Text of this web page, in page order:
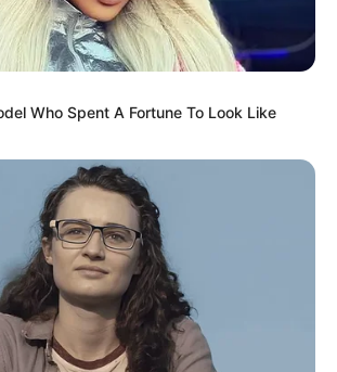
Who Spent A Fortune To Look Like